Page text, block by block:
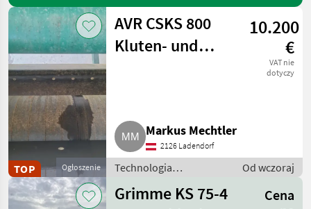
AVR
2
Einböck
1
Sorpac
1
MARKETPLACE
Marketplace
Oferty
dealerów
Ogłoszenia
drobne
Ogłoszenie
TOP
AVR CSKS 800
Kluten- und
10.200
€
VAT nie
dotyczy
Markus Mechtler
2126 Ladendorf
Technologia
rozwiązania
Od wczoraj
Grimme KS 75-4
Cena